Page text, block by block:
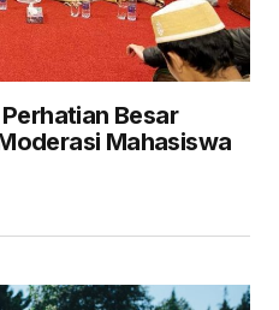
Besar
Mahasiswa